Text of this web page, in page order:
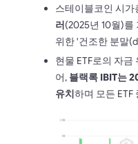
스테이블코인 시가
러 (2025년 10월)
위한 '건조한 분말
현물 ETF로의 자금
어, 블랙록 IBIT는
유치 하며 모든 ETF